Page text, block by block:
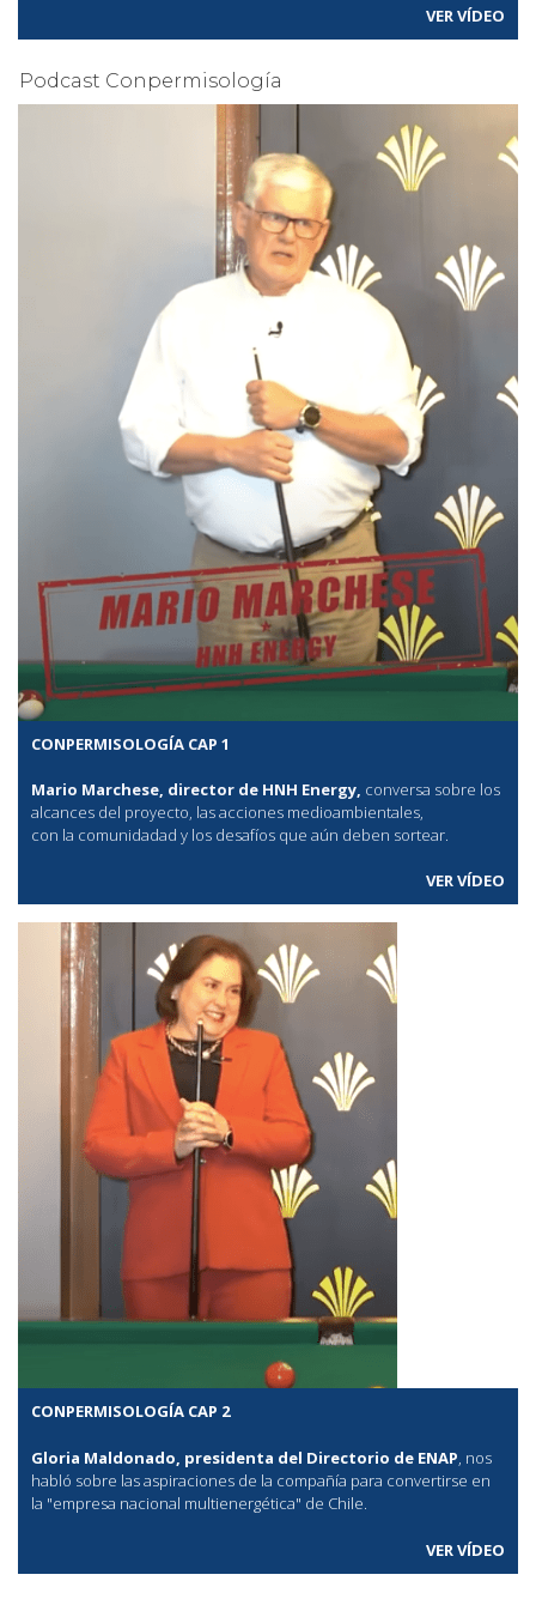
VER VÍDEO
Podcast Conpermisología
CONPERMISOLOGÍA CAP 1
Mario Marchese, director de HNH Energy, conversa sobre los
alcances del proyecto, las acciones medioambientales,
con la comunidadad y los desafíos que aún deben sortear.
VER VÍDEO
CONPERMISOLOGÍA CAP 2
Gloria Maldonado, presidenta del Directorio de ENAP, nos
habló sobre las aspiraciones de la compañía para convertirse en
la "empresa nacional multienergética" de Chile.
VER VÍDEO